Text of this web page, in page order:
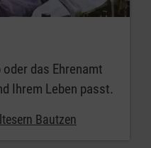
das Ehrenamt
Ihrem Leben passt.
Bautzen